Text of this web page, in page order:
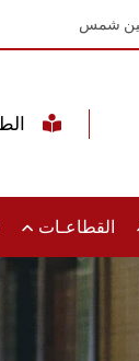
عين شمس
القطاعـات